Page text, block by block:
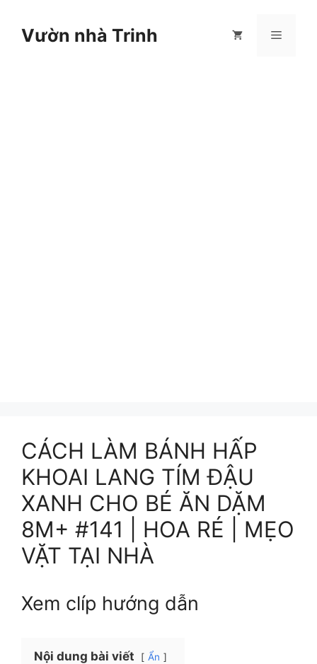
Vườn nhà Trinh Menu
CÁCH LÀM BÁNH HẤP
KHOAI LANG TÍM ĐẬU
XANH CHO BÉ ĂN DẶM
8M+ #141 | HOA RÉ | MẸO
VẶT TẠI NHÀ
Xem clíp hướng dẫn
Nội dung bài viết Ẩn